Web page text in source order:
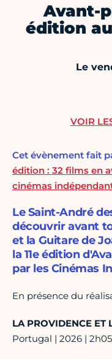
Avant-
édition
Le
Cet évènement fait
édition : 32 films en
cinémas
Le Saint-André
découvrir avant
et la Guitare de
la 11e édition
par les Cinémas
En présence du
LA PROVIDENCE ET
Portugal | 2026 | 2h05
VOIR